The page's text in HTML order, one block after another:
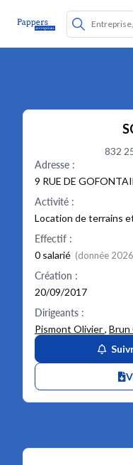
832
Adresse :
9 RUE DE
Activité :
Location de terrains
Effectif :
0 salarié (donnée
Création :
20/09/2017
Dirigeants :
Pismont Olivier, Brun